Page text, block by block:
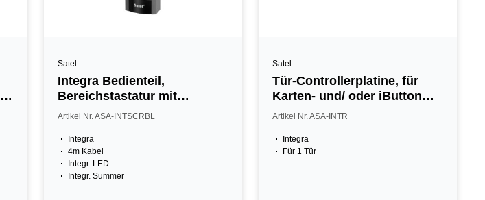
Satel
Integra Bedienteil,
Bereichstastatur mit
Zutrittskarte
Artikel Nr. ASA-INTSCRBL
Integra
4m Kabel
Integr. LED
Integr. Summer
Satel
Tür-Controllerplatine, für
Karten- und/ oder iButton
Leser
Artikel Nr. ASA-INTR
Integra
Für 1 Tür